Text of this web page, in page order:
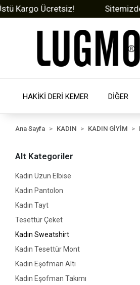
Ücretsiz! Sitemizde
HAKİKİ DERİ KEMER DİĞER
Ana Sayfa KADIN KADIN GİYİM
Alt Kategoriler
Kadın Uzun Elbise
Kadın Pantolon
Kadın Tayt
Tesettür Çeket
Kadın Sweatshirt
Kadın Tesettür Mont
Kadın Eşofman Altı
Kadın Eşofman Takımı